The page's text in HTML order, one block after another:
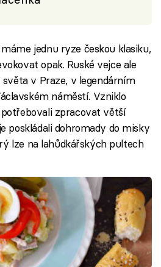
jednu ryze českou klasiku,
opak. Ruské vejce ale
v Praze, v legendárním
náměstí. Vzniklo
zpracovat větší
poskládali dohromady do misky
lze na lahůdkářských pultech